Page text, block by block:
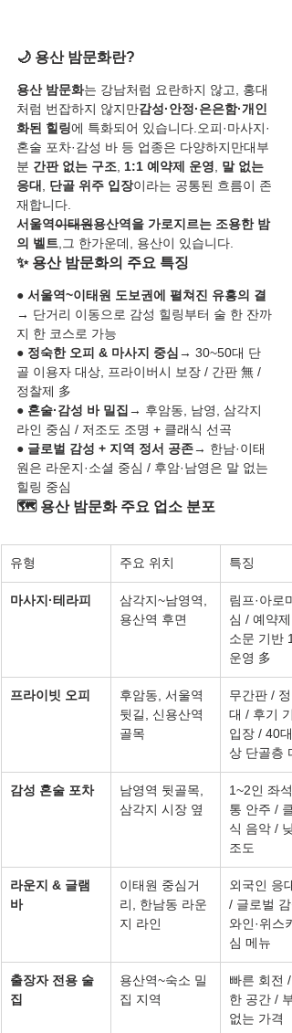
🌙 용산 밤문화란?
용산 밤문화는 강남처럼 요란하지 않고, 홍대
처럼 번잡하지 않지만감성·안정·은은함·개인
화된 힐링에 특화되어 있습니다.오피·마사지·
혼술 포차·감성 바 등 업종은 다양하지만대부
분 간판 없는 구조 1:1 예약제 운영
말 없는
응대
단골 위주 입장이라는 공통된 흐름이 존
재합니다.
서울역이태원용산역을 가로지르는 조용한 밤
의 벨트 ,그 한가운데, 용산이 있습니다.
✨ 용산 밤문화의 주요 특징
● 서울역~이태원 도보권에 펼쳐진 유흥의 결
→ 단거리 이동으로 감성 힐링부터 술 한 잔까
지 한 코스로 가능
● 정숙한 오피 & 마사지 중심 → 30~50대 단
골 이용자 대상, 프라이버시 보장 / 간판 無 /
정찰제 多
● 혼술·감성 바 밀집 → 후암동, 남영, 삼각지
라인 중심 / 저조도 조명 + 클래식 선곡
● 글로벌 감성 + 지역 정서 공존→ 한남·이태
원은 라운지·소셜 중심 / 후암·남영은 말 없는
힐링 중심
🗺️ 용산 밤문화 주요 업소 분포
유형 주요 위치 특징
마사지·테라피
삼각지~남영역,
용산역 후면
림프·아로
심 / 예약제
소문 기반
운영 多
프라이빗 오피
후암동, 서울역
뒷길, 신용산역
골목
무간판 / 정
대 / 후기
입장 / 40대
상 단골층
감성 혼술 포차
남영역 뒷골목,
삼각지 시장 옆
1~2인 좌석
통 안주 / 클
식 음악 /
조도
라운지 & 글램
바
이태원 중심거
리, 한남동 라운
지 라인
외국인 응
/ 글로벌 감
와인·위스
심 메뉴
출장자 전용 술
집
용산역~숙소 밀
집 지역
빠른 회전 /
한 공간 /
없는 가격